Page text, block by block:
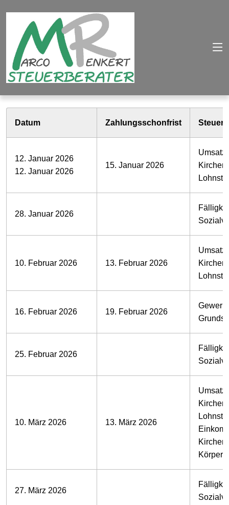
Datum Zahlungsschonfrist Steuern
12. Januar 2026
12. Januar 2026
15. Januar 2026
28. Januar 2026
10. Februar 2026 13. Februar 2026
16. Februar 2026 19. Februar 2026
25. Februar 2026
10. März 2026 13. März 2026
27. März 2026